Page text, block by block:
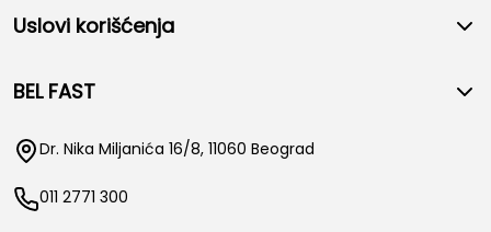
Uslovi korišćenja
BEL FAST
Dr. Nika Miljanića 16/8, 11060 Beograd
011 2771 300